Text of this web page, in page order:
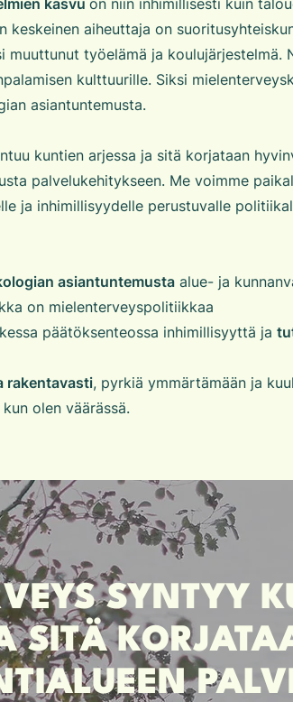
kasvu on niin inhimillisesti kuin
keskeinen aiheuttaja on
muuttunut työelämä ja koulujärjestelmä.
kulttuurille. Siksi
asiantuntemusta.
kuntien arjessa ja sitä korjataan
palvelukehitykseen. Me voimme
ja inhimillisyydelle perustuvalle
asiantuntemusta alue- ja
on mielenterveyspolitiikkaa
päätöksenteossa inhimillisyyttä ja
rakentavasti, pyrkiä ymmärtämään ja
olen väärässä.
SYNTYY
SITÄ